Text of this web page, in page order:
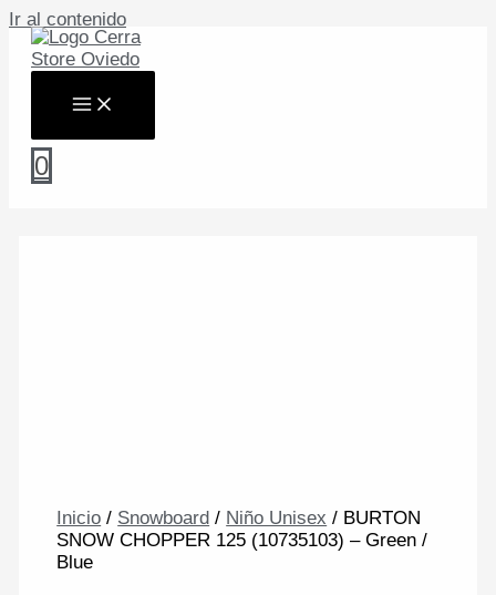
Ir al contenido
0
Inicio / Snowboard / Niño Unisex / BURTON
SNOW CHOPPER 125 (10735103) – Green /
Blue